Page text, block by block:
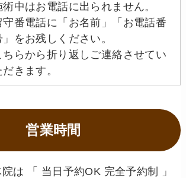
術中はお電話に出られません。
守番電話に「お名前」「お電話番
」をお残しください。
ちらから折り返しご連絡させてい
だきます。
営業時間
は 「 当日予約OK 完全予約制 」